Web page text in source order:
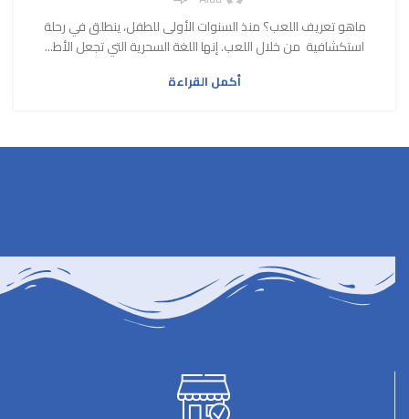
ماهو تعريف اللعب؟ منذ السنوات الأولى للطفل، ينطلق في رحلة
استكشافية من خلال اللعب. إنها اللغة السحرية التي تجعل الأط...
أكمل القراءة